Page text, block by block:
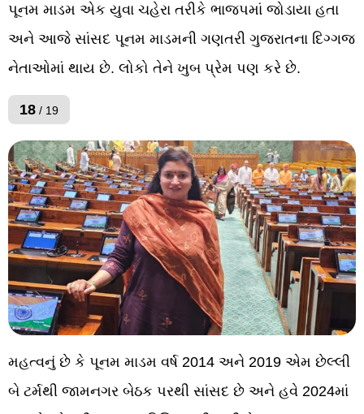
પૂનમ માડમ એક યુવા ચહેરા તરીકે ભાજપમાં જોડાયા હતા
અને આજે સાંસદ પૂનમ માડમની ગણતરી ગુજરાતના દિગ્ગજ
નેતાઓમાં થાય છે. લોકો તેને ખુબ પ્રેમ પણ કરે છે.
18 / 19
મહત્વનું છે કે પૂનમ માડમ વર્ષ 2014 અને 2019 એમ છેલ્લી
બે ટર્મથી જામનગર બેઠક પરથી સાંસદ છે અને હવે 2024માં